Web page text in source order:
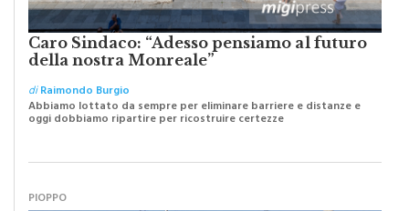
Caro Sindaco: “Adesso pensiamo al futuro
della nostra Monreale”
diRaimondo Burgio
Abbiamo lottato da sempre per eliminare barriere e distanze e
oggi dobbiamo ripartire per ricostruire certezze
PIOPPO